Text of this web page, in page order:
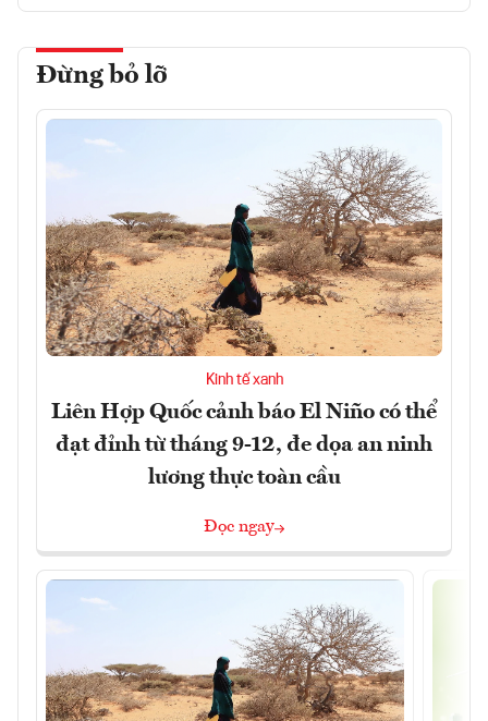
Đừng bỏ lỡ
Kinh tế xanh
Liên Hợp Quốc cảnh báo El Niño có thể
đạt đỉnh từ tháng 9-12, đe dọa an ninh
lương thực toàn cầu
Đọc ngay